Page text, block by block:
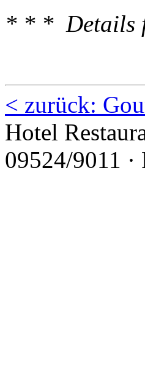
* * * Details
< zurück:
Hotel
09524/9011